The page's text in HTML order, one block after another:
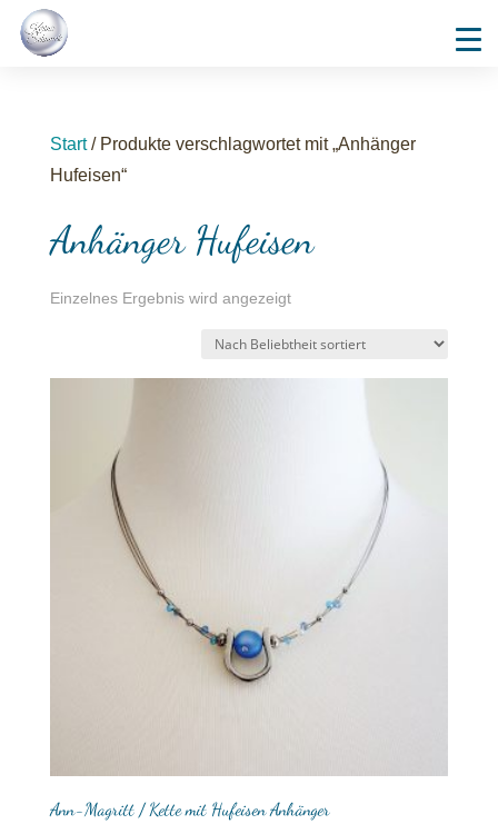
Start/ Produkte verschlagwortet mit „Anhänger
Hufeisen“
Anhänger Hufeisen
Einzelnes Ergebnis wird angezeigt
Ann-Magritt / Kette mit Hufeisen Anhänger